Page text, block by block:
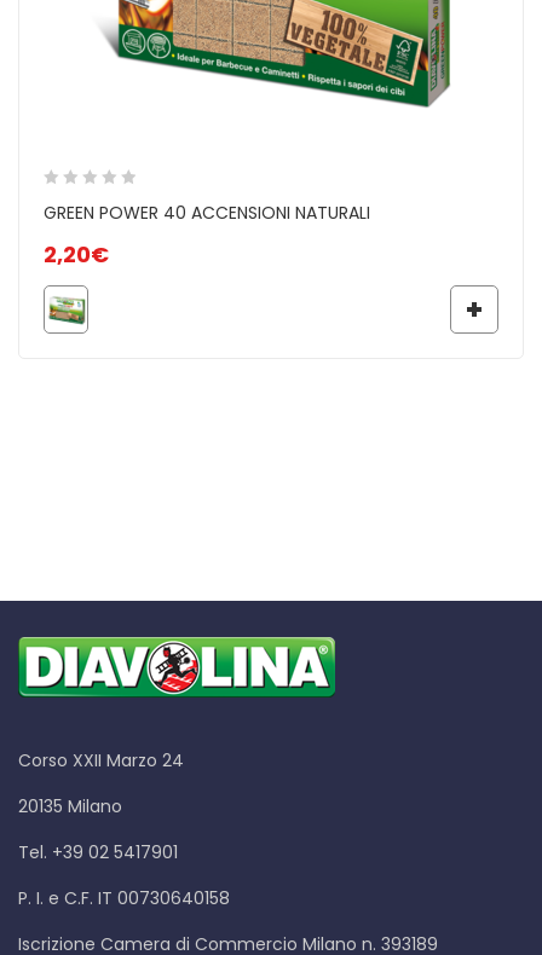
GREEN POWER 40 ACCENSIONI NATURALI
2,20€
Corso XXII Marzo 24
20135 Milano
Tel. +39 02 5417901
P. I. e C.F. IT 00730640158
Iscrizione Camera di Commercio Milano n. 393189